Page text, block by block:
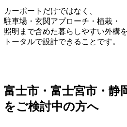
カーポートだけではなく、
駐車場・玄関アプローチ・植栽・
照明まで含めた暮らしやすい外構を
トータルで設計できることです。
富士市・富士宮市・静
をご検討中の方へ